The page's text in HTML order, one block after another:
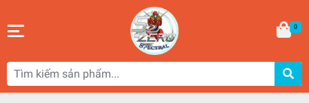
0